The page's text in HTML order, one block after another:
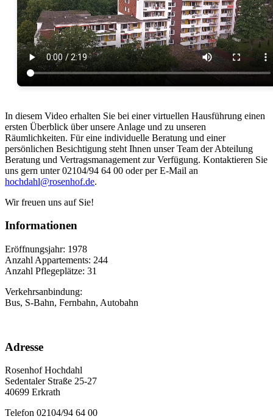
In diesem Video erhalten Sie bei einer virtuellen Hausführung einen
ersten Überblick über unsere Anlage und zu unseren
Räumlichkeiten. Für eine individuelle Beratung und einer
persönlichen Besichtigung steht Ihnen unser Team der Abteilung
Beratung und Vertragsmanagement zur Verfügung. Kontaktieren Sie
uns gern unter 02104/94 64 00 oder per E-Mail an
hochdahl@rosenhof.de.
Wir freuen uns auf Sie!
Informationen
Eröffnungsjahr: 1978
Anzahl Appartements: 244
Anzahl Pflegeplätze: 31
Verkehrsanbindung:
Bus, S-Bahn, Fernbahn, Autobahn
Adresse
Rosenhof Hochdahl
Sedentaler Straße 25-27
40699 Erkrath
Telefon 02104/94 64 00